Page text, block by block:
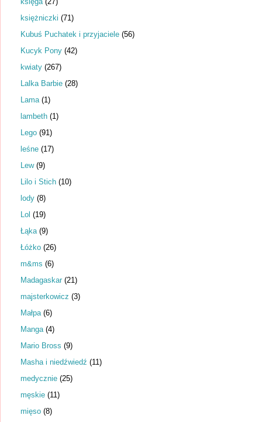
księżniczki (71)
Kubuś Puchatek i przyjaciele (56)
Kucyk Pony (42)
kwiaty (267)
Lalka Barbie (28)
Lama (1)
lambeth (1)
Lego (91)
leśne (17)
Lew (9)
Lilo i Stich (10)
lody (8)
Lol (19)
Łąka (9)
Łóżko (26)
m&ms (6)
Madagaskar (21)
majsterkowicz (3)
Małpa (6)
Manga (4)
Mario Bross (9)
Masha i niedźwiedź (11)
medycznie (25)
męskie (11)
mięso (8)